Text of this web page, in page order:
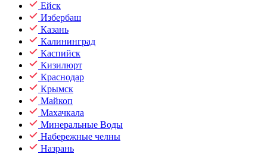
Ейск
Избербаш
Казань
Калининград
Каспийск
Кизилюрт
Краснодар
Крымск
Майкоп
Махачкала
Минеральные Воды
Набережные челны
Назрань